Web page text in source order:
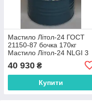
Мастило Літол-24 ГОСТ
21150-87 бочка 170кг
Мастило Літол-24 NLGI 3
Літол литол24 КСМ
40 930 ₴
Купити